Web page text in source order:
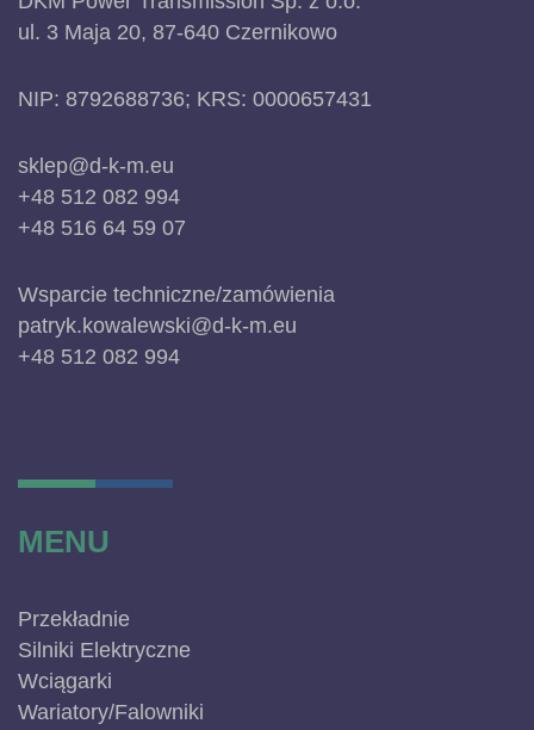
ul. 3 Maja 20, 87-640 Czernikowo
NIP: 8792688736; KRS: 0000657431
sklep@d-k-m.eu
+48 512 082 994
+48 516 64 59 07
Wsparcie techniczne/zamówienia
patryk.kowalewski@d-k-m.eu
+48 512 082 994
MENU
Przekładnie
Silniki Elektryczne
Wciągarki
Wariatory/Falowniki